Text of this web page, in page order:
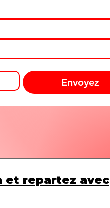
Envoyez
et repartez avec